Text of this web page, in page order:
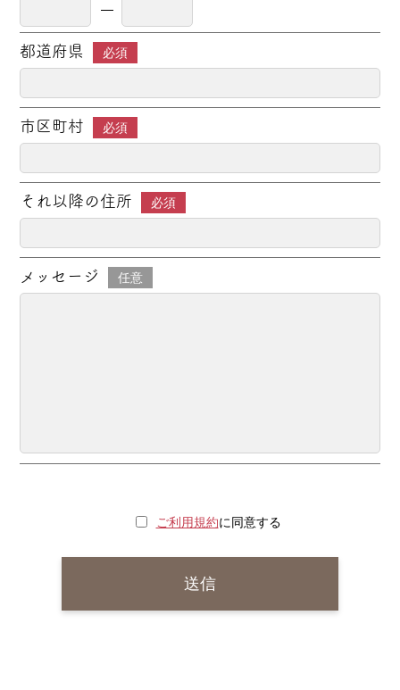
都道府県 必須
市区町村 必須
それ以降の住所 必須
メッセージ 任意
ご利用規約に同意する